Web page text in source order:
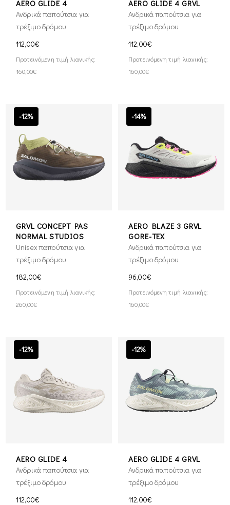
AERO GLIDE 4
Ανδρικά παπούτσια για
τρέξιμο δρόμου
112,00€
Προτεινόμενη τιμή λιανικής:
160,00€
AERO GLIDE 4 GRVL
Ανδρικά παπούτσια για
τρέξιμο δρόμου
112,00€
Προτεινόμενη τιμή λιανικής:
160,00€
-12%
GRVL CONCEPT PAS
NORMAL STUDIOS
Unisex παπούτσια για
τρέξιμο δρόμου
182,00€
Προτεινόμενη τιμή λιανικής:
260,00€
-14%
AERO BLAZE 3 GRVL
GORE-TEX
Ανδρικά παπούτσια για
τρέξιμο δρόμου
96,00€
Προτεινόμενη τιμή λιανικής:
160,00€
-12%
AERO GLIDE 4
Ανδρικά παπούτσια για
τρέξιμο δρόμου
112,00€
-12%
AERO GLIDE 4 GRVL
Ανδρικά παπούτσια για
τρέξιμο δρόμου
112,00€